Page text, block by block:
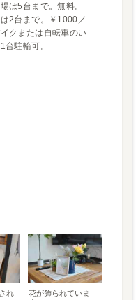
は5台まで。無料。
2台まで。￥1000／
クまたは自転車のい
台駐輪可。
れ
花が飾られていま